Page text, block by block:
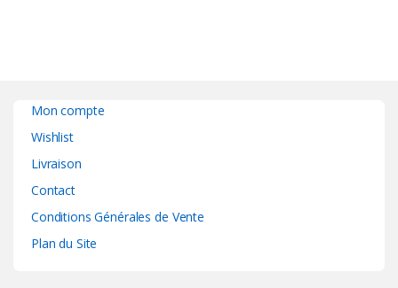
Mon compte
Wishlist
Livraison
Contact
Conditions Générales de Vente
Plan du Site